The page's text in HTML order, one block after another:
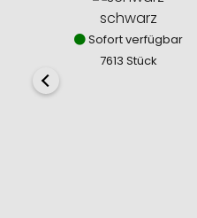
schwarz
Sofort verfügbar
7613 Stück